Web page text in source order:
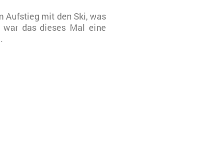
Aufstieg mit den Ski, was
das dieses Mal eine